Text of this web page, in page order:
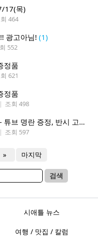
17(목)
464
광고아님! (1)
552
정품
621
정품
| 조회 498
[시애틀폴락] 성게알 패키지 판매 - 튜브 명란 증정, 반시 고구마 증정
| 조회 597
» 마지막
검색
시애틀 뉴스
여행 / 맛집 / 칼럼